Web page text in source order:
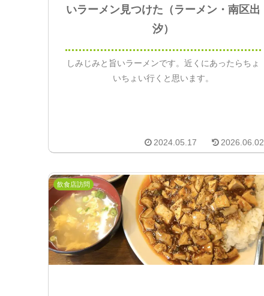
いラーメン見つけた（ラーメン・南区出
汐）
しみじみと旨いラーメンです。近くにあったらちょ
いちょい行くと思います。
2024.05.17 2026.06.02
飲食店訪問